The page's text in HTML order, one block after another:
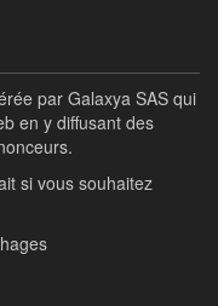
par Galaxya SAS qui
en y diffusant des
si vous souhaitez